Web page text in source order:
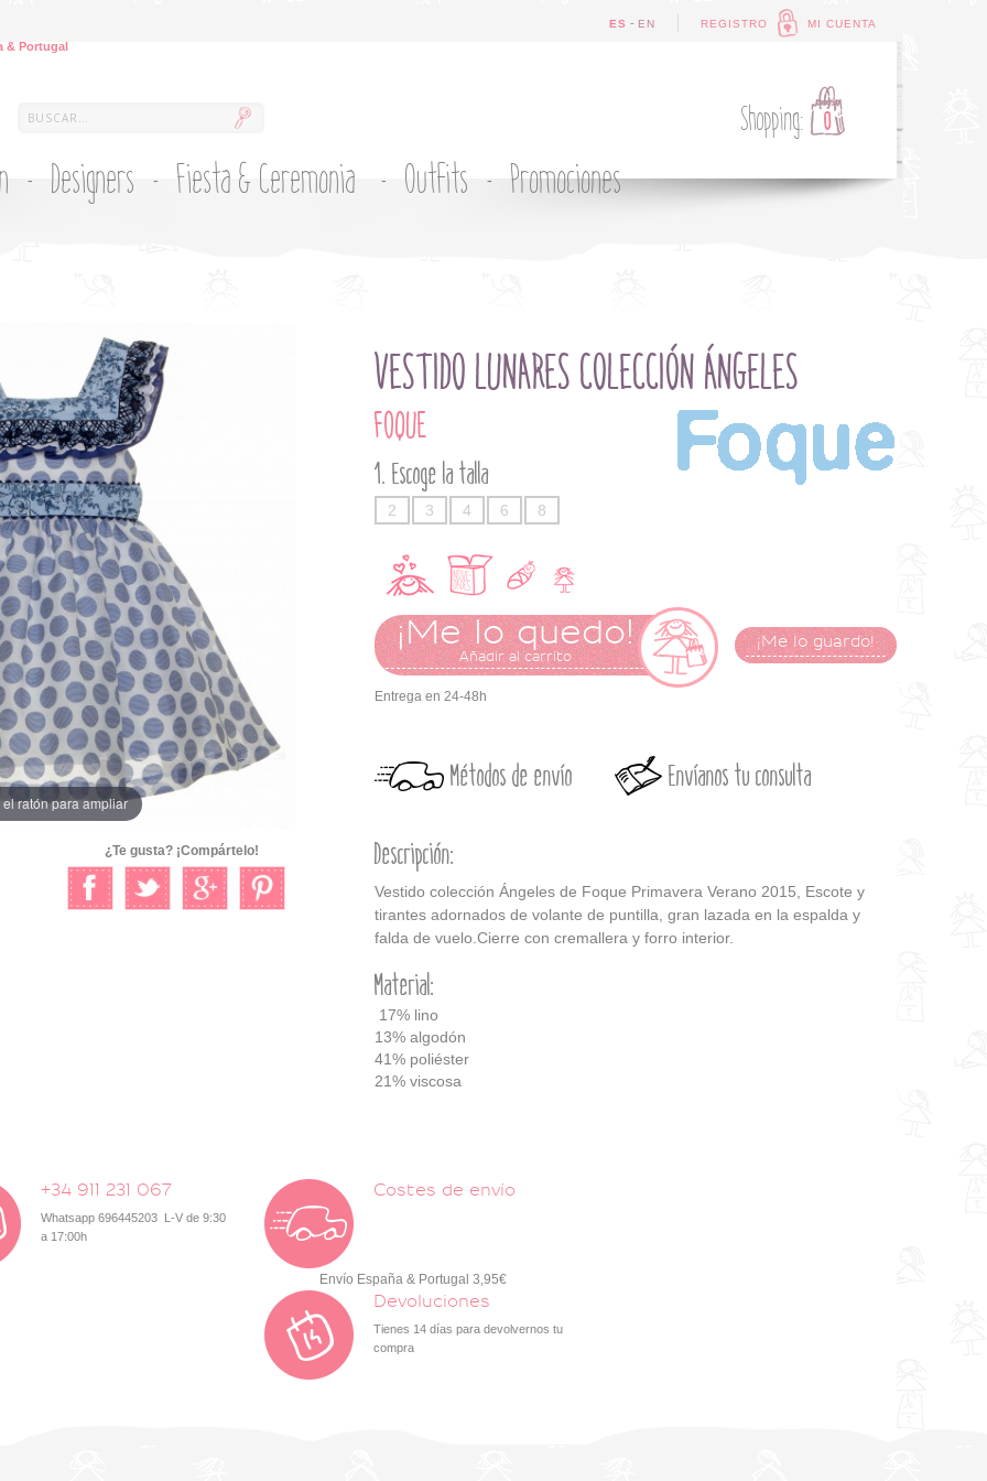
& Portugal
REGISTRO MI CUENTA
ES - EN
Shopping: 0
Designers Fiesta & Ceremonia Outfits Promociones
el ratón para ampliar
¿Te gusta? ¡Compártelo!
VESTIDO LUNARES COLECCIÓN ÁNGELES
FOQUE
Escoge la talla
2 3 4 6 8
¡Me lo quedo!
Añadir al carrito
¡Me lo guardo!
Entrega en 24-48h
Métodos de envío Envíanos tu consulta
Descripción:
Vestido colección Ángeles de Foque Primavera Verano 2015, Escote y
tirantes adornados de volante de puntilla, gran lazada en la espalda y
falda de vuelo.Cierre con cremallera y forro interior.
Material:
17% lino
13% algodón
41% poliéster
21% viscosa
+34 911 231 067
Whatsapp 696445203 L-V de 9:30
a 17:00h
Costes de envío
Envío España & Portugal 3,95€
Devoluciones
Tienes 14 días para devolvernos tu
compra